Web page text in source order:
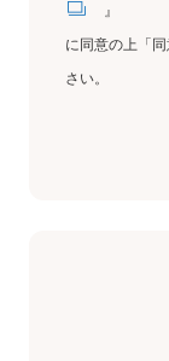
』
に同意の上「
さい。